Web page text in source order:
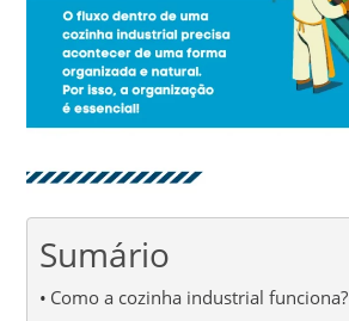
Sumário
Como a cozinha industrial funciona?